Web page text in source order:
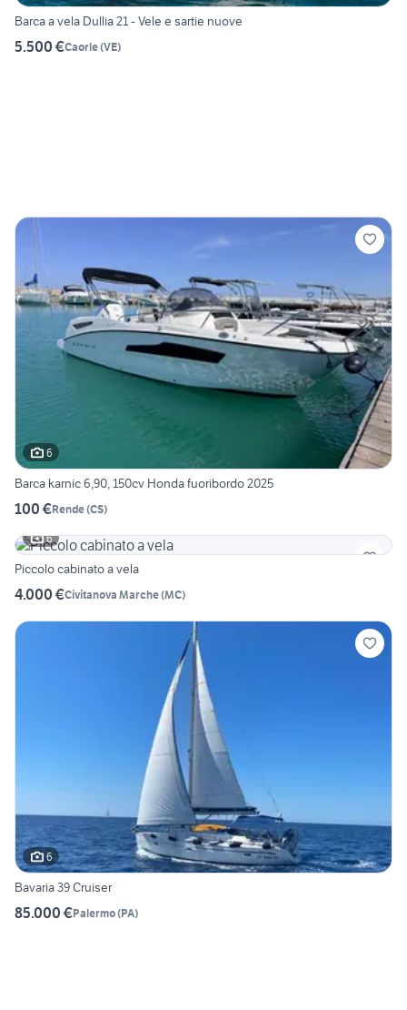
Barca a vela Dullia 21 - Vele e sartie nuove
5.500 €Caorle(VE)
6
Barca karnic 6,90, 150cv Honda fuoribordo 2025
100 €Rende(CS)
6
Piccolo cabinato a vela
4.000 €Civitanova Marche(MC)
6
Bavaria 39 Cruiser
85.000 €Palermo(PA)